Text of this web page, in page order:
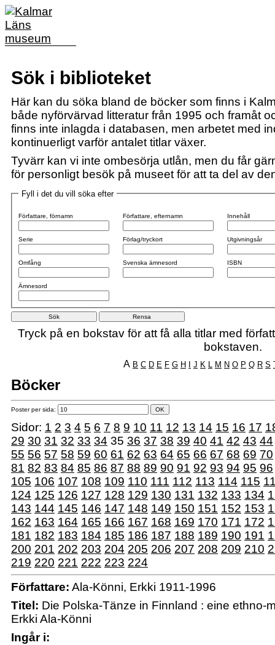
Sök i biblioteket
Här kan du söka bland de böcker som finns i
både nyförvärvad litteratur från 1995 och framåt
finns inte inlagda i databasen, men arbetet med
kontinuerligt varför antalet titlar växer.
Tyvärr kan vi inte ombesörja utlån, men du får
för personligt besök på museet för att ta del av
Fyll i det du vill söka efter
Författare, förnamn
Serie
Omfång
Ämnesord
Författare, efternamn
Förlag/tryckort
Svenska ämnesord
Innehåll
Utgivningsår
ISBN
Tryck på en bokstav för att få alla titlar med
bokstaven.
A B C D E F G H I J K L M N O P Q R S
Böcker
Poster per sida:
Sidor: 1 2 3 4 5 6 7 8 9 10 11 12 13 14 15 16 17
29 30 31 32 33 34 35 36 37 38 39 40 41 42 43 44
55 56 57 58 59 60 61 62 63 64 65 66 67 68 69 70
81 82 83 84 85 86 87 88 89 90 91 92 93 94 95 96
105 106 107 108 109 110 111 112 113 114 115
124 125 126 127 128 129 130 131 132 133 134
143 144 145 146 147 148 149 150 151 152 153
162 163 164 165 166 167 168 169 170 171 172
181 182 183 184 185 186 187 188 189 190 191
200 201 202 203 204 205 206 207 208 209 210
219 220 221 222 223 224
Författare: Ala-Könni, Erkki 1911-1996
Titel: Die Polska-Tänze in Finnland : eine ethno-
Erkki Ala-Könni
Ingår i: